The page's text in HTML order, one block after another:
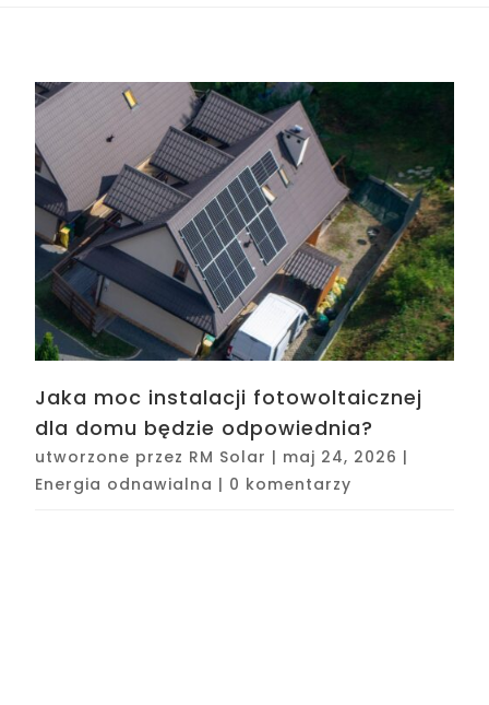
Jaka moc instalacji fotowoltaicznej
dla domu będzie odpowiednia?
utworzone przez RM Solar | maj 24, 2026 |
Energia odnawialna | 0 komentarzy